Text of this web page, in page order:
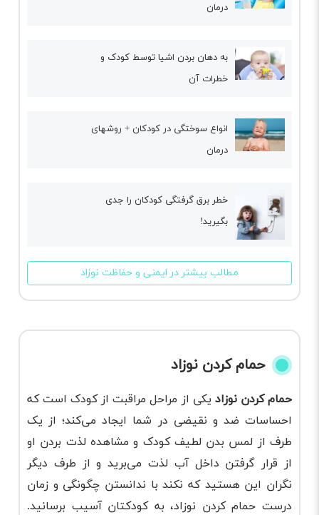
درمان
به دهان بردن اشیا توسط کودک و
خطرات آن
انواع سوختگی در کودکان + روشهای
درمان
خطر برق گرفتگی کودکان را جدی
بگیرید!
مطالب بیشتر در ایمنی و حفاظت نوزاد
حمام کردن نوزاد
حمام کردن نوزاد یکی از مراحل مراقبت از کودک است که
احساسات ضد و نقیضی در شما ایجاد می‌کند؛ از یک
طرف از لمس بدن لطیف کودک و مشاهده لذت بردن او
از قرار گرفتن داخل آب لذت می‌برید و از طرف دیگر
نگران این هستید که نکند با ندانستن چگونگی و زمان
درست حمام کردن نوزاد، به کودکتان آسیب برسانید.